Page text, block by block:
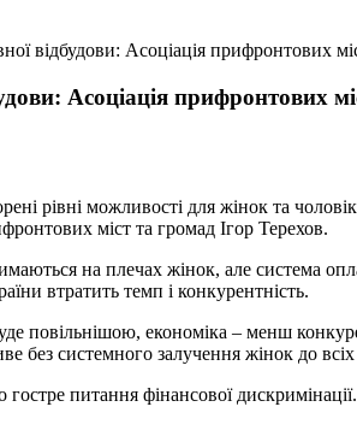
відбудови: Асоціація прифронтових
Асоціація прифронтових
рівні можливості для жінок та
міст та громад Ігор Терехов.
на плечах жінок, але система
втратить темп і конкурентність.
повільнішою, економіка – менш
системного залучення жінок до всіх
гостре питання фінансової